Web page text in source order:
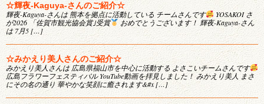
☆輝夜-Kaguya-さんのご紹介☆
輝夜-Kaguya-さんは 熊本を拠点に活動している チームさんです
YOSAKOI さ
が2026 「佐賀市観光協会賞｣受賞
おめでとうございます！ 輝夜-Kaguya-さん
は 7月5 […]
☆みかえり美人さんのご紹介☆
みかえり美人さんは 広島県福山市を中心に活動する よさこいチームさんです
広島フラワーフェスティバル YouTube動画を拝見しました！ みかえり美人 まさ
にその名の通り 華やかな笑顔に癒されます&#x […]